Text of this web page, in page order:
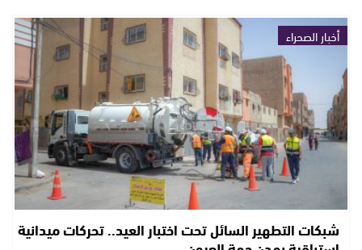
أخبار الصحراء
شبكات التطهير السائل تحت اختبار العيد.. تحركات ميدانية